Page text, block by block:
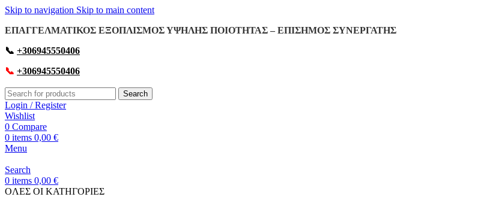
Skip to navigation Skip to main content
ΕΠΑΓΓΕΛΜΑΤΙΚΟΣ ΕΞΟΠΛΙΣΜΟΣ ΥΨΗΛΗΣ ΠΟΙΟΤΗΤΑΣ – ΕΠΙΣΗΜΟΣ ΣΥΝΕΡΓΑΤΗΣ
📞 +306945550406
📞 +306945550406
Search
Login / Register
Wishlist
0 Compare
0 items 0,00 €
Menu
Search
0 items 0,00 €
OΛΕΣ ΟΙ ΚΑΤΗΓΟΡΙΕΣ